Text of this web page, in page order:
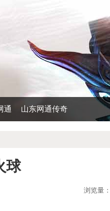
通 山东网通传奇
球
浏览量：